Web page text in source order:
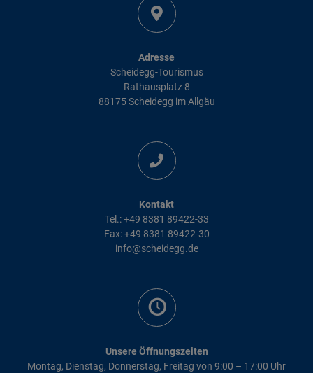
Adresse
Scheidegg-Tourismus
Rathausplatz 8
88175 Scheidegg im Allgäu
Kontakt
Tel.: +49 8381 89422-33
Fax: +49 8381 89422-30
info@scheidegg.de
Unsere Öffnungszeiten
Montag, Dienstag, Donnerstag, Freitag von 9:00 – 17:00 Uhr